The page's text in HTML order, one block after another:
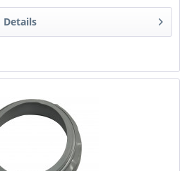
Details